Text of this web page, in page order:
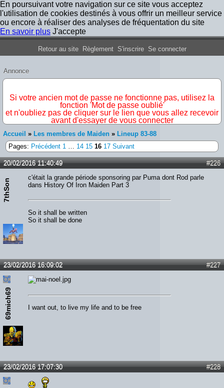
En poursuivant votre navigation sur ce site vous acceptez
l'utilisation de cookies destinés à vous offrir un meilleur service
ou encore à réaliser des analyses de fréquentation du site
En savoir plus J'accepte
Forum Iron Maiden France
Retour au site Règlement S'inscrire Se connecter
Annonce
Si votre ancien mot de passe ne fonctionne pas, utilisez la
fonction 'Mot de passe oublié'
et n'oubliez pas de cliquer sur le lien que vous allez recevoir
avant d'essayer de vous connecter
Accueil » Les membres de Maiden » Lineup 83-88
Pages: Précédent 1 … 14 15 16 17 Suivant
#226
20/02/2016 11:40:49
7thSon
c'était la grande période sponsoring par Puma dont Rod parle
dans History Of Iron Maiden Part 3
So it shall be written
So it shall be done
#227
23/02/2016 16:09:02
69mich69 I want out, to live my life and to be free
#228
23/02/2016 17:07:30